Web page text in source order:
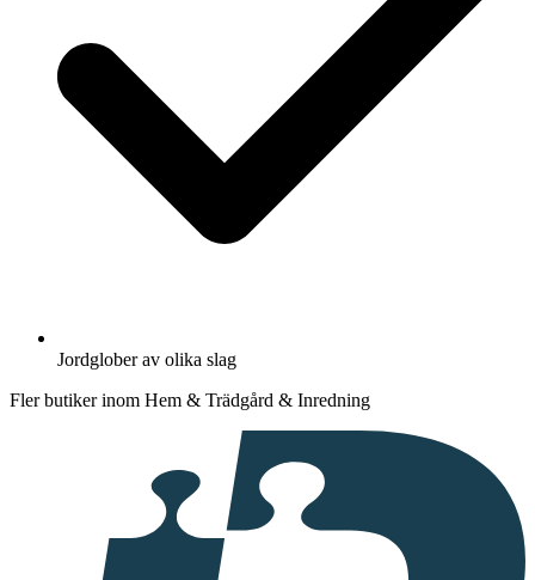
Jordglober av olika slag
Fler butiker inom Hem & Trädgård & Inredning